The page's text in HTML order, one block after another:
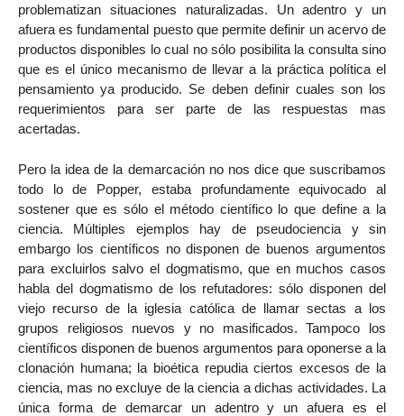
problematizan situaciones naturalizadas. Un adentro y un
afuera es fundamental puesto que permite definir un acervo de
productos disponibles lo cual no sólo posibilita la consulta sino
que es el único mecanismo de llevar a la práctica política el
pensamiento ya producido. Se deben definir cuales son los
requerimientos para ser parte de las respuestas mas
acertadas.
Pero la idea de la demarcación no nos dice que suscribamos
todo lo de Popper, estaba profundamente equivocado al
sostener que es sólo el método científico lo que define a la
ciencia. Múltiples ejemplos hay de pseudociencia y sin
embargo los científicos no disponen de buenos argumentos
para excluirlos salvo el dogmatismo, que en muchos casos
habla del dogmatismo de los refutadores: sólo disponen del
viejo recurso de la iglesia católica de llamar sectas a los
grupos religiosos nuevos y no masificados. Tampoco los
científicos disponen de buenos argumentos para oponerse a la
clonación humana; la bioética repudia ciertos excesos de la
ciencia, mas no excluye de la ciencia a dichas actividades. La
única forma de demarcar un adentro y un afuera es el